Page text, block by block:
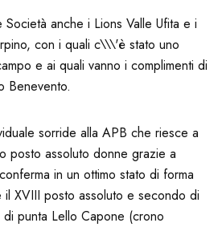
anche i Lions Valle Ufita e i
con i quali c\\\'è stato uno
e ai quali vanno i complimenti di
Benevento.
sorride alla APB che riesce a
posto assoluto donne grazie a
in un ottimo stato di forma
posto assoluto e secondo di
punta Lello Capone (crono